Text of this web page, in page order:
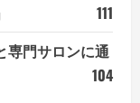
111
専門サロンに通
104